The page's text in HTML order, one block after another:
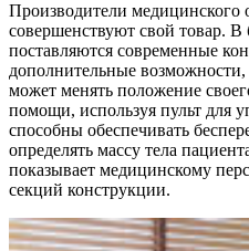
Производители медицинского
совершенствуют свой товар.
поставляются современные
дополнительные
может менять положение
помощи, используя пульт для
способны обеспечивать
определять массу тела
показывает медицинскому
секций конструкции.